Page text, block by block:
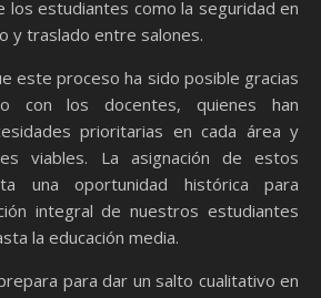
los estudiantes como la seguridad en
y traslado entre salones.
este proceso ha sido posible gracias
con los docentes, quienes han
prioritarias en cada área y
viables. La asignación de estos
una oportunidad histórica para
integral de nuestros estudiantes
la educación media.
para dar un salto cualitativo en